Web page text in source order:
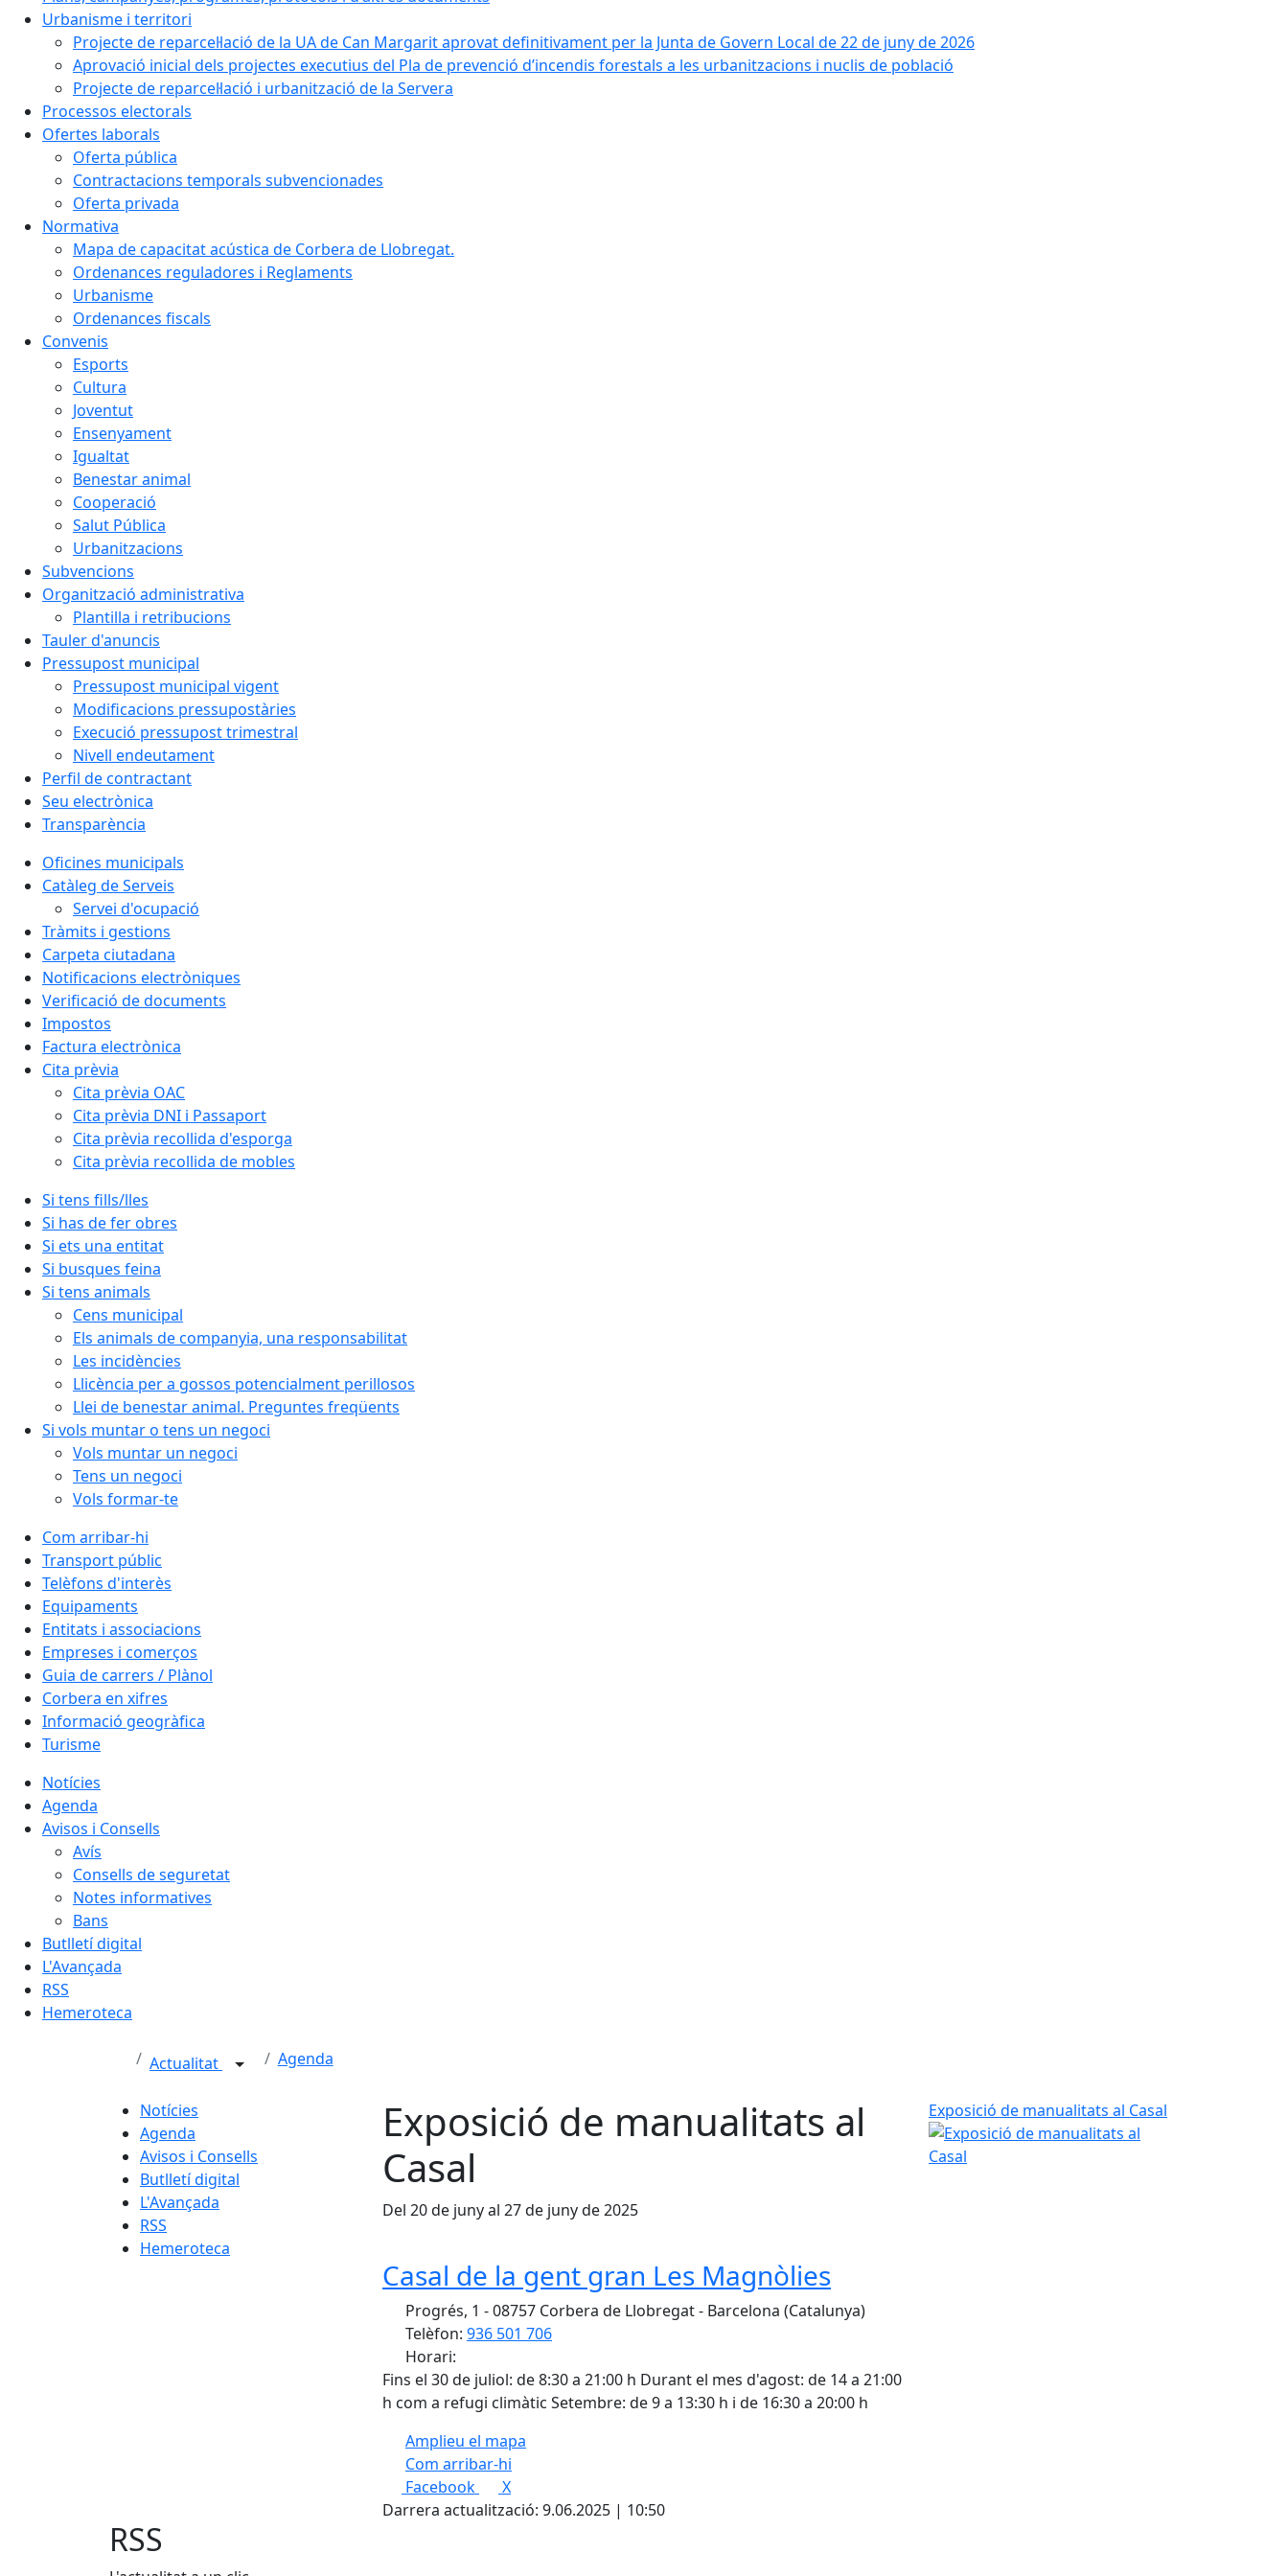
Urbanisme i territori
Projecte de reparcel·lació de la UA de Can Margarit aprovat definitivament per la Junta de Govern Local de 22 de juny de 2026
Aprovació inicial dels projectes executius del Pla de prevenció d’incendis forestals a les urbanitzacions i nuclis de població
Projecte de reparcel·lació i urbanització de la Servera
Processos electorals
Ofertes laborals
Oferta pública
Contractacions temporals subvencionades
Oferta privada
Normativa
Mapa de capacitat acústica de Corbera de Llobregat.
Ordenances reguladores i Reglaments
Urbanisme
Ordenances fiscals
Convenis
Esports
Cultura
Joventut
Ensenyament
Igualtat
Benestar animal
Cooperació
Salut Pública
Urbanitzacions
Subvencions
Organització administrativa
Plantilla i retribucions
Tauler d'anuncis
Pressupost municipal
Pressupost municipal vigent
Modificacions pressupostàries
Execució pressupost trimestral
Nivell endeutament
Perfil de contractant
Seu electrònica
Transparència
Oficines municipals
Catàleg de Serveis
Servei d'ocupació
Tràmits i gestions
Carpeta ciutadana
Notificacions electròniques
Verificació de documents
Impostos
Factura electrònica
Cita prèvia
Cita prèvia OAC
Cita prèvia DNI i Passaport
Cita prèvia recollida d'esporga
Cita prèvia recollida de mobles
Si tens fills/lles
Si has de fer obres
Si ets una entitat
Si busques feina
Si tens animals
Cens municipal
Els animals de companyia, una responsabilitat
Les incidències
Llicència per a gossos potencialment perillosos
Llei de benestar animal. Preguntes freqüents
Si vols muntar o tens un negoci
Vols muntar un negoci
Tens un negoci
Vols formar-te
Com arribar-hi
Transport públic
Telèfons d'interès
Equipaments
Entitats i associacions
Empreses i comerços
Guia de carrers / Plànol
Corbera en xifres
Informació geogràfica
Turisme
Notícies
Agenda
Avisos i Consells
Avís
Consells de seguretat
Notes informatives
Bans
Butlletí digital
L'Avançada
RSS
Hemeroteca
Actualitat Agenda
Notícies
Agenda
Avisos i Consells
Butlletí digital
L'Avançada
RSS
Hemeroteca
Exposició de manualitats al
Casal
Del 20 de juny al 27 de juny de 2025
Casal de la gent gran Les Magnòlies
Progrés, 1 - 08757 Corbera de Llobregat - Barcelona (Catalunya)
Telèfon: 936 501 706
Horari:
Fins el 30 de juliol: de 8:30 a 21:00 h Durant el mes d'agost: de 14 a 21:00
h com a refugi climàtic Setembre: de 9 a 13:30 h i de 16:30 a 20:00 h
Amplieu el mapa
Com arribar-hi
+
Facebook
X
Darrera actualització: 9.06.2025 | 10:50
Exposició de manualitats al Casal
RSS